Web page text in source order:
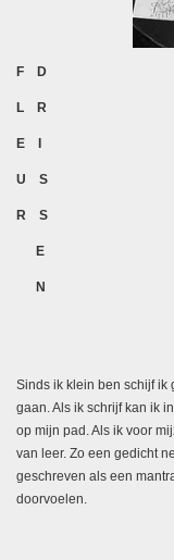
F D
L R
E I
U S
R S
E
N
Sinds ik klein ben schijf ik
gaan. Als ik schrijf kan ik
op mijn pad. Als ik voor
van leer. Zo een gedicht
geschreven als een
doorvoelen.